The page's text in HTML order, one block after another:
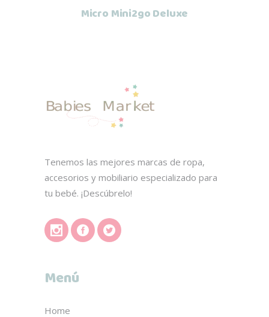
Micro Mini2go Deluxe
Tenemos las mejores marcas de ropa,
accesorios y mobiliario especializado para
tu bebé. ¡Descúbrelo!
Menú
Home